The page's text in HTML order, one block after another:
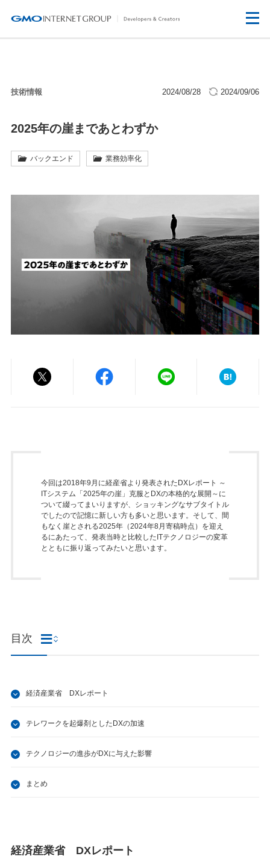
技術情報 2024/08/28 2024/09/06
2025年の崖まであとわずか
バックエンド 業務効率化
今回は2018年9月に経産省より発表されたDXレポート ～
ITシステム「2025年の崖」克服とDXの本格的な展開～に
ついて綴ってまいりますが、ショッキングなサブタイトル
でしたので記憶に新しい方も多いと思います。そして、間
もなく崖とされる2025年（2024年8月寄稿時点）を迎え
るにあたって、発表当時と比較したITテクノロジーの変革
とともに振り返ってみたいと思います。
目次
経済産業省 DXレポート
テレワークを起爆剤としたDXの加速
テクノロジーの進歩がDXに与えた影響
まとめ
経済産業省 DXレポート